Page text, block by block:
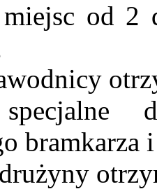
od 2